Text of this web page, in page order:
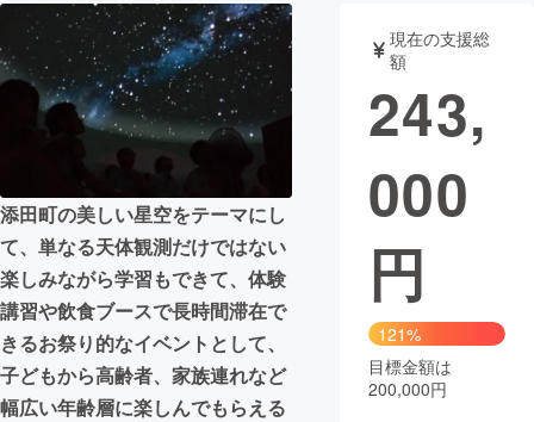
テクノロジー・ガジェット
映像・映画 書籍・雑誌
チャレンジ
まちづくり・地域活性化
CAMPFIRE for Social Good
CAMPFIRE Creation
CAMPFIREふるさと納税
machi-ya コミュニティ
添田町の美しい星空をテーマにし
て、単なる天体観測だけではない
楽しみながら学習もできて、体験
講習や飲食ブースで長時間滞在で
きるお祭り的なイベントとして、
子どもから高齢者、家族連れなど
幅広い年齢層に楽しんでもらえる
現在の支援総
額
243,
000
円
121%
目標金額は
200,000円